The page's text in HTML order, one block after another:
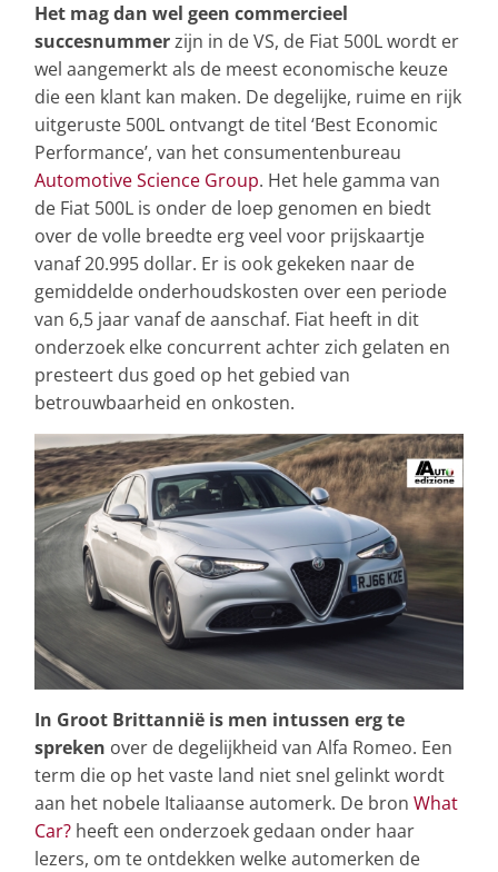
Het mag dan wel geen commercieel
succesnummerzijn in de VS, de Fiat 500L wordt er
wel aangemerkt als de meest economische keuze
die een klant kan maken. De degelijke, ruime en rijk
uitgeruste 500L ontvangt de titel ‘Best Economic
Performance’, van het consumentenbureau
Automotive Science Group. Het hele gamma van
de Fiat 500L is onder de loep genomen en biedt
over de volle breedte erg veel voor prijskaartje
vanaf 20.995 dollar. Er is ook gekeken naar de
gemiddelde onderhoudskosten over een periode
van 6,5 jaar vanaf de aanschaf. Fiat heeft in dit
onderzoek elke concurrent achter zich gelaten en
presteert dus goed op het gebied van
betrouwbaarheid en onkosten.
In Groot Brittannië is men intussen erg te
spreken over de degelijkheid van Alfa Romeo. Een
term die op het vaste land niet snel gelinkt wordt
aan het nobele Italiaanse automerk. De bron What
Car? heeft een onderzoek gedaan onder haar
lezers, om te ontdekken welke automerken de